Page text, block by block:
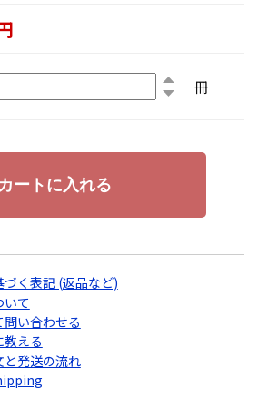
冊
く表記 (返品など)
て
い合わせる
教える
発送の流れ